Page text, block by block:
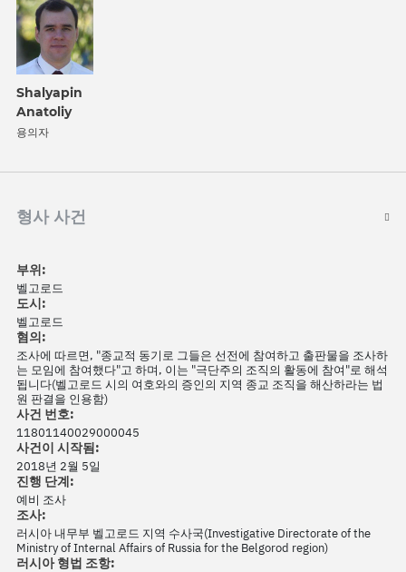
Shalyapin
Anatoliy
용의자
형사 사건
부위:
벨고로드
도시:
벨고로드
혐의:
조사에 따르면, "종교적 동기로 그들은 선전에 참여하고 출판물을 조사하
는 모임에 참여했다"고 하며, 이는 "극단주의 조직의 활동에 참여"로 해석
됩니다(벨고로드 시의 여호와의 증인의 지역 종교 조직을 해산하라는 법
원 판결을 인용함)
사건 번호:
11801140029000045
사건이 시작됨:
2018년 2월 5일
진행 단계:
예비 조사
조사:
러시아 내무부 벨고로드 지역 수사국(Investigative Directorate of the
Ministry of Internal Affairs of Russia for the Belgorod region)
러시아 형법 조항: